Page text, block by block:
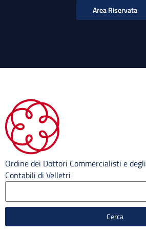
Area Riservata
Ordine dei Dottori Commercialisti e
Contabili di Velletri
Cerca